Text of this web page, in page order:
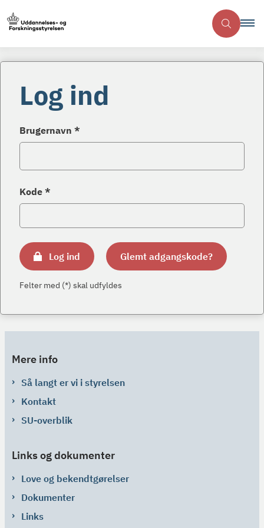
Log ind
Brugernavn *
Kode *
Log ind Glemt adgangskode?
Felter med (*) skal udfyldes
Mere info
Så langt er vi i styrelsen
Kontakt
SU-overblik
Links og dokumenter
Love og bekendtgørelser
Dokumenter
Links